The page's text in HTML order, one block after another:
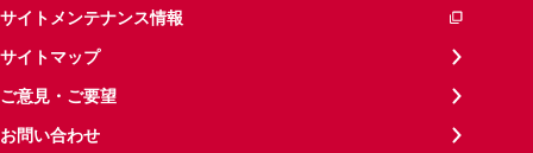
サイトメンテナンス情報
サイトマップ
ご意見・ご要望
お問い合わせ